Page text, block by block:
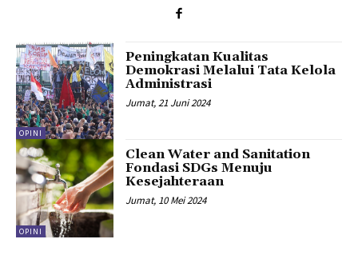
OPINI
Peningkatan Kualitas
Demokrasi Melalui Tata Kelola
Administrasi
Jumat, 21 Juni 2024
OPINI
Clean Water and Sanitation
Fondasi SDGs Menuju
Kesejahteraan
Jumat, 10 Mei 2024